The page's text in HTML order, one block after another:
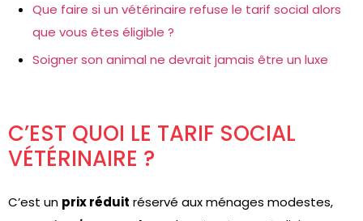
Que faire si un vétérinaire refuse le tarif social alors
que vous êtes éligible ?
Soigner son animal ne devrait jamais être un luxe
C’EST QUOI LE TARIF SOCIAL
VÉTÉRINAIRE ?
C’est un prix réduit réservé aux ménages modestes,